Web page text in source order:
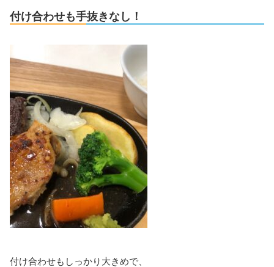
付け合わせも手抜きなし！
付け合わせもしっかり大きめで、